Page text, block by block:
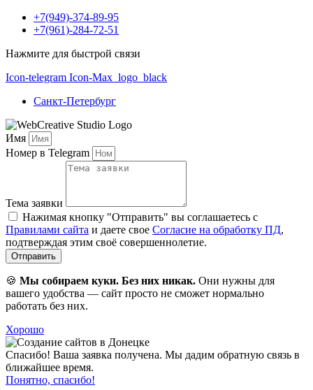
+7(949)-374-89-95
+7(961)-284-72-51
Нажмите для быстрой связи
Icon-telegram Icon-Max_logo_black
Санкт-Петербург
Имя
Номер в Telegram
Тема заявки
Нажимая кнопку "Отправить" вы соглашаетесь с
Правилами сайта и даете свое Согласие на обработку ПД,
подтверждая этим своё совершеннолетие.
Отправить
🍪 Мы собираем куки. Без них никак. Они нужны для
вашего удобства — сайт просто не сможет нормально
работать без них.
Хорошо
Спасибо! Ваша заявка получена. Мы дадим обратную связь в
ближайшее время.
Понятно, спасибо!